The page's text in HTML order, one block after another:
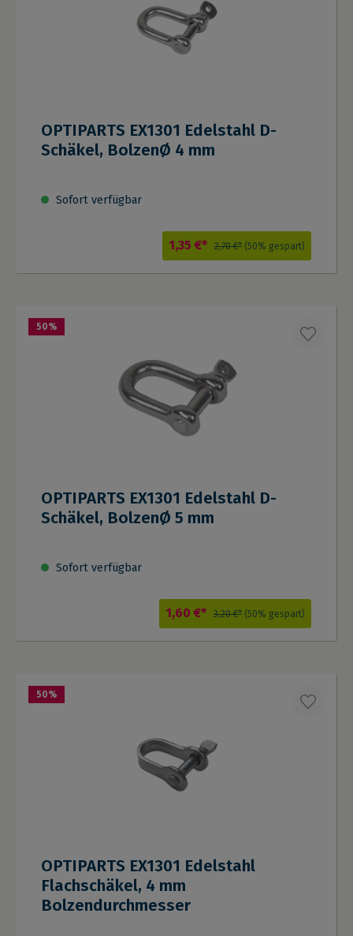
OPTIPARTS EX1301 Edelstahl D-
Schäkel, BolzenØ 4 mm
Sofort verfügbar
1,35 €* 2,70 €* (50% gespart)
50%
OPTIPARTS EX1301 Edelstahl D-
Schäkel, BolzenØ 5 mm
Sofort verfügbar
1,60 €* 3,20 €* (50% gespart)
50%
OPTIPARTS EX1301 Edelstahl
Flachschäkel, 4 mm
Bolzendurchmesser